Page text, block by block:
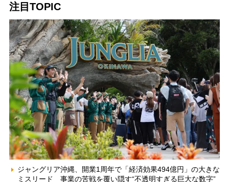
注目TOPIC
ジャングリア沖縄、開業1周年で「経済効果494億円」の大きな
ミスリード 事業の苦戦を覆い隠す“不透明すぎる巨大な数字”